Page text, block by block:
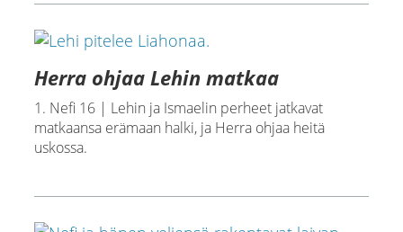
Herra ohjaa Lehin matkaa
1. Nefi 16 | Lehin ja Ismaelin perheet jatkavat
matkaansa erämaan halki, ja Herra ohjaa heitä
uskossa.